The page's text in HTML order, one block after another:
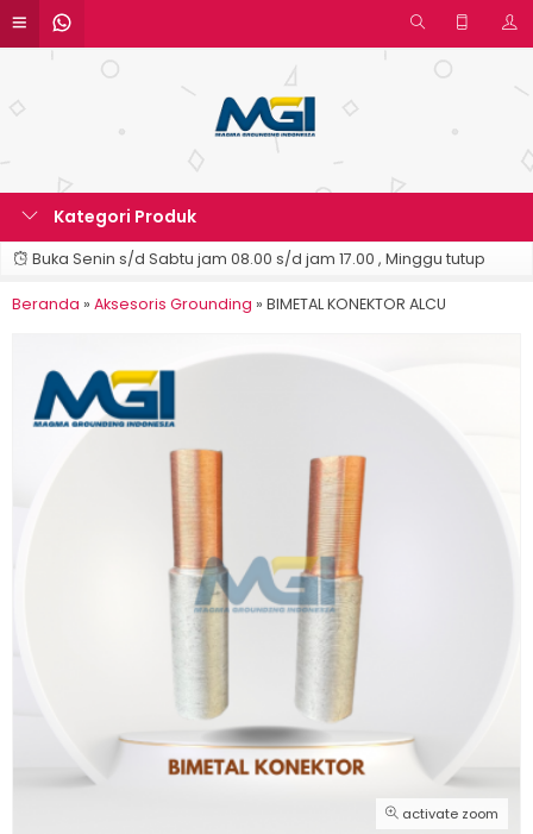
Kategori Produk
Buka Senin s/d Sabtu jam 08.00 s/d jam 17.00 , Minggu tutup
Beranda » Aksesoris Grounding » BIMETAL KONEKTOR ALCU
activate zoom